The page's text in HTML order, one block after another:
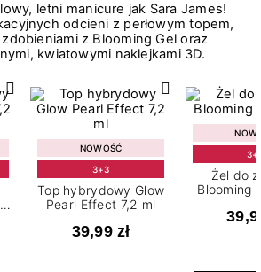
letni manicure jak Sara James!
odcieni z perłowym topem,
z Blooming Gel oraz
kwiatowymi naklejkami 3D.
NOWOŚĆ
3+3
Top hybrydowy Glow
Pearl Effect 7,2 ml
39,99 zł
Żel do
Blooming